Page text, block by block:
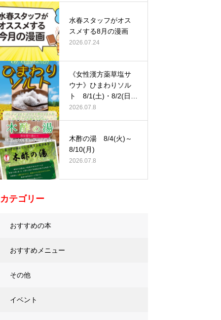
水春スタッフがオス
スメする8月の漫画
2026.07.24
《女性漢方薬草塩サ
ウナ》ひまわりソル
ト 8/1(土)・8/2(日)
…
2026.07.8
木酢の湯 8/4(火)～
8/10(月)
2026.07.8
カテゴリー
おすすめの本
おすすめメニュー
その他
イベント